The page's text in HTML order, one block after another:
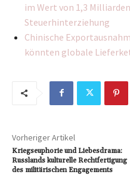
im Wert von 1,3
Steuerhinterziehung
Chinische
könnten globale
Vorheriger Artikel
Kriegseuphorie und Liebesdrama:
Russlands kulturelle Rechtfertigung
des militärischen Engagements